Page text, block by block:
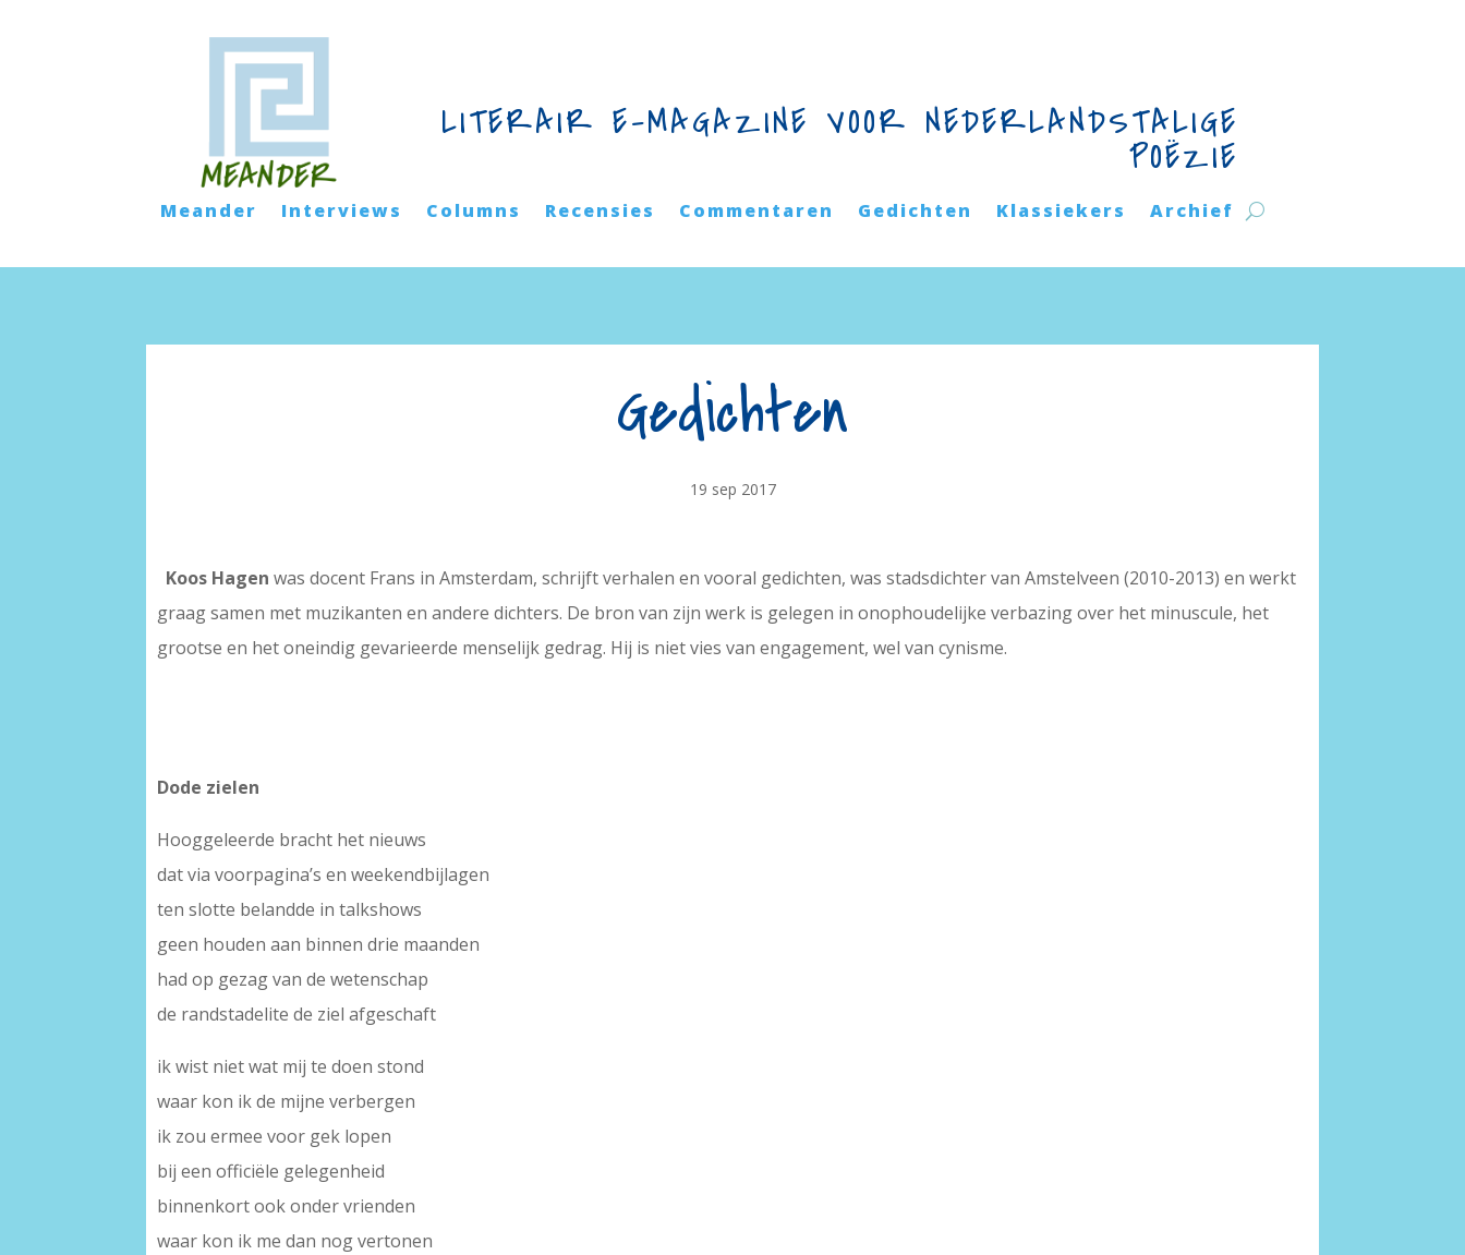
LITERAIR E-MAGAZINE VOOR NEDERLANDSTALIGE
POËZIE
Meander Interviews Columns Recensies Commentaren Gedichten Klassiekers Archief
Gedichten
19 sep 2017
Koos Hagen was docent Frans in Amsterdam, schrijft verhalen en vooral gedichten, was stadsdichter van Amstelveen (2010-2013) en werkt
graag samen met muzikanten en andere dichters. De bron van zijn werk is gelegen in onophoudelijke verbazing over het minuscule, het
grootse en het oneindig gevarieerde menselijk gedrag. Hij is niet vies van engagement, wel van cynisme.
Dode zielen
Hooggeleerde bracht het nieuws
dat via voorpagina’s en weekendbijlagen
ten slotte belandde in talkshows
geen houden aan binnen drie maanden
had op gezag van de wetenschap
de randstadelite de ziel afgeschaft
ik wist niet wat mij te doen stond
waar kon ik de mijne verbergen
ik zou ermee voor gek lopen
bij een officiële gelegenheid
binnenkort ook onder vrienden
waar kon ik me dan nog vertonen